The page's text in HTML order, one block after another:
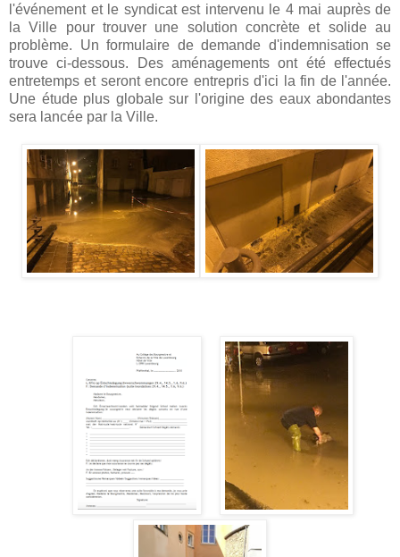
l'événement et le syndicat est intervenu le 4 mai auprès de
la Ville pour trouver une solution concrète et solide au
problème. Un formulaire de demande d'indemnisation se
trouve ci-dessous. Des aménagements ont été effectués
entretemps et seront encore entrepris d'ici la fin de l'année.
Une étude plus globale sur l'origine des eaux abondantes
sera lancée par la Ville.